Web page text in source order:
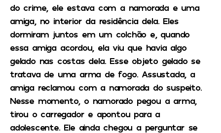
do crime, ele estava com a namorada e uma
amiga, no interior da residência dela. Eles
dormiram juntos em um colchão e, quando
essa amiga acordou, ela viu que havia algo
gelado nas costas dela. Esse objeto gelado se
tratava de uma arma de fogo. Assustada, a
amiga reclamou com a namorada do suspeito.
Nesse momento, o namorado pegou a arma,
tirou o carregador e apontou para a
adolescente. Ele ainda chegou a perguntar se